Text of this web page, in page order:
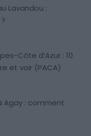
Lavandou :
Côte d’Azur : 10
et voir (PACA)
Agay : comment